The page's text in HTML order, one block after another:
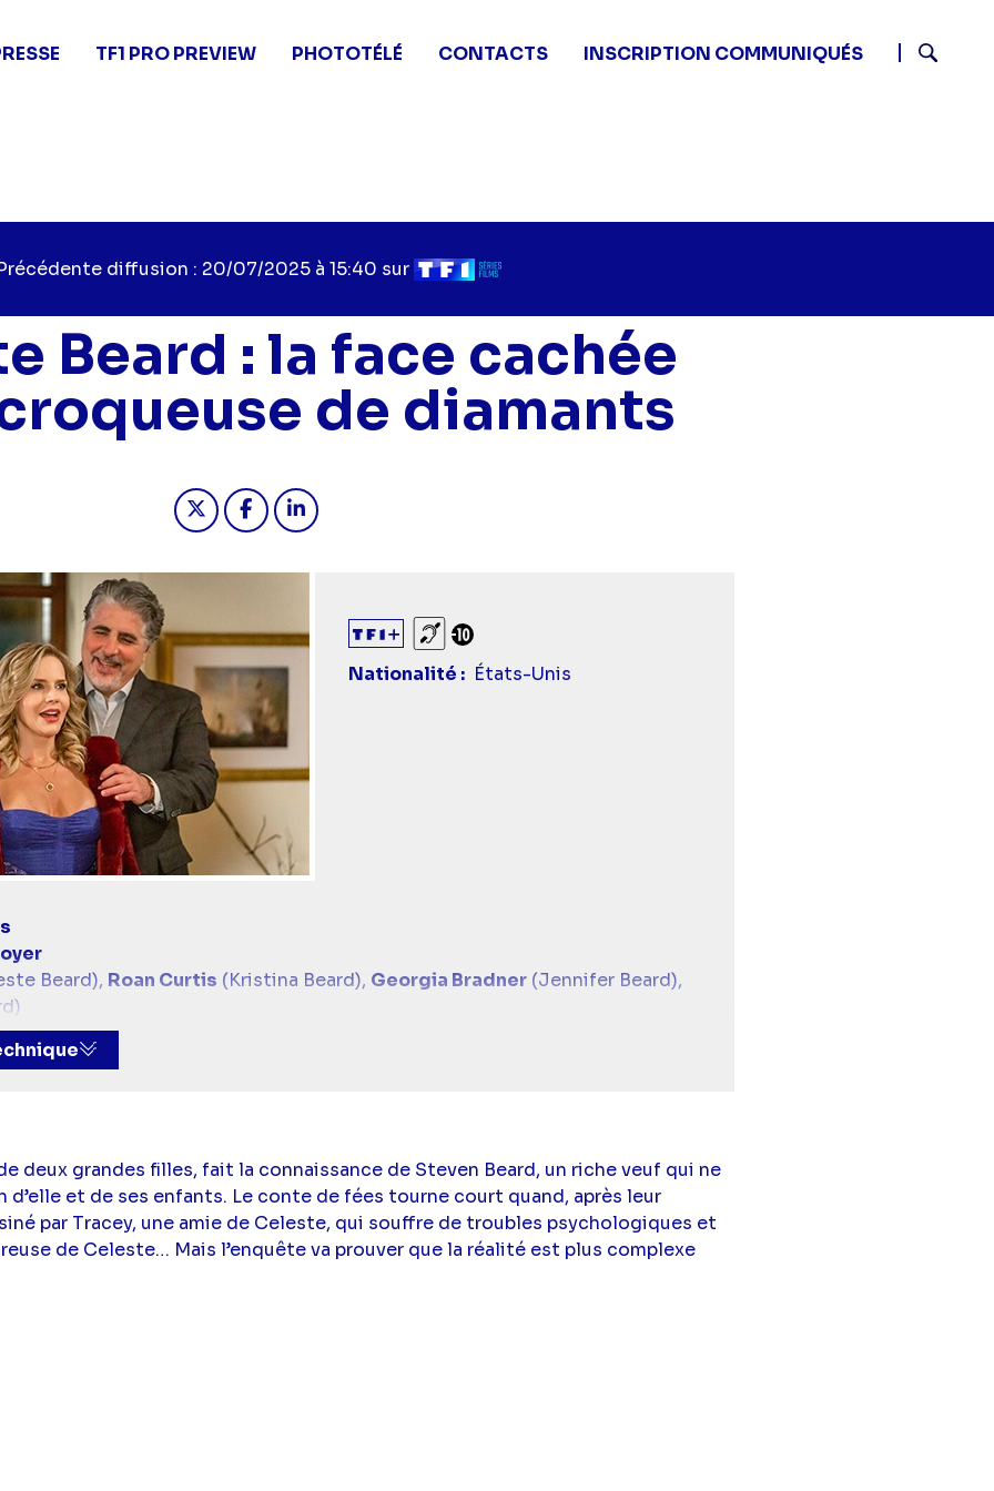
TF1 PRO PREVIEW PHOTOTÉLÉ CONTACTS
INSCRIPTION COMMUNIQUÉS
diffusion : 20/07/2025 à 15:40 sur
Beard : la face cachée
de diamants
Partager "Celeste Beard : la face cachée d'une croqueuse de diamants - Celeste
Partager "Celeste Beard : la face cachée d'une croqueuse de diamants -
Sourds et malentendants
Déconseillé aux -10 ans
Nationalité
États-Unis
Beard), Roan Curtis (Kristina Beard), Georgia Bradner(Jennifer Beard),
Dos Santos
deux grandes filles, fait la connaissance de Steven Beard, un riche veuf qui ne
d’elle et de ses enfants. Le conte de fées tourne court quand, après leur
par Tracey, une amie de Celeste, qui souffre de troubles psychologiques et
de Celeste… Mais l’enquête va prouver que la réalité est plus complexe